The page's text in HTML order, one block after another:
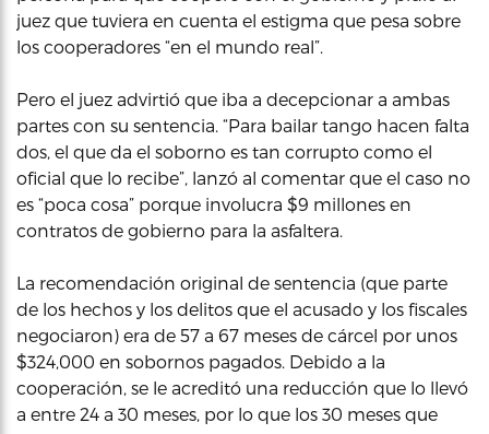
juez que tuviera en cuenta el estigma que pesa sobre
los cooperadores “en el mundo real”.
Pero el juez advirtió que iba a decepcionar a ambas
partes con su sentencia. “Para bailar tango hacen falta
dos, el que da el soborno es tan corrupto como el
oficial que lo recibe”, lanzó al comentar que el caso no
es “poca cosa” porque involucra $9 millones en
contratos de gobierno para la asfaltera.
La recomendación original de sentencia (que parte
de los hechos y los delitos que el acusado y los fiscales
negociaron) era de 57 a 67 meses de cárcel por unos
$324,000 en sobornos pagados. Debido a la
cooperación, se le acreditó una reducción que lo llevó
a entre 24 a 30 meses, por lo que los 30 meses que